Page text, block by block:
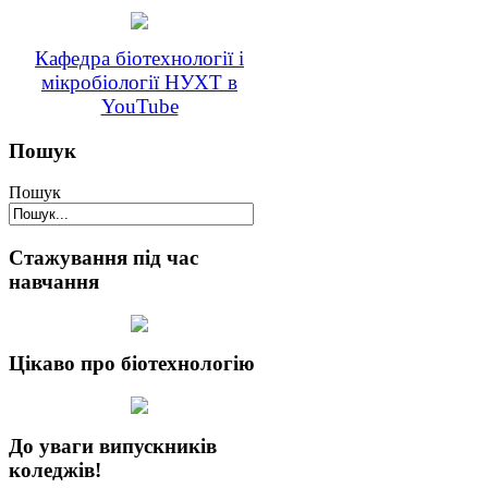
Кафедра біотехнології і
мікробіології НУХТ в
YouTube
Пошук
Пошук
Стажування під час
навчання
Цікаво про біотехнологію
До уваги випускників
коледжів!